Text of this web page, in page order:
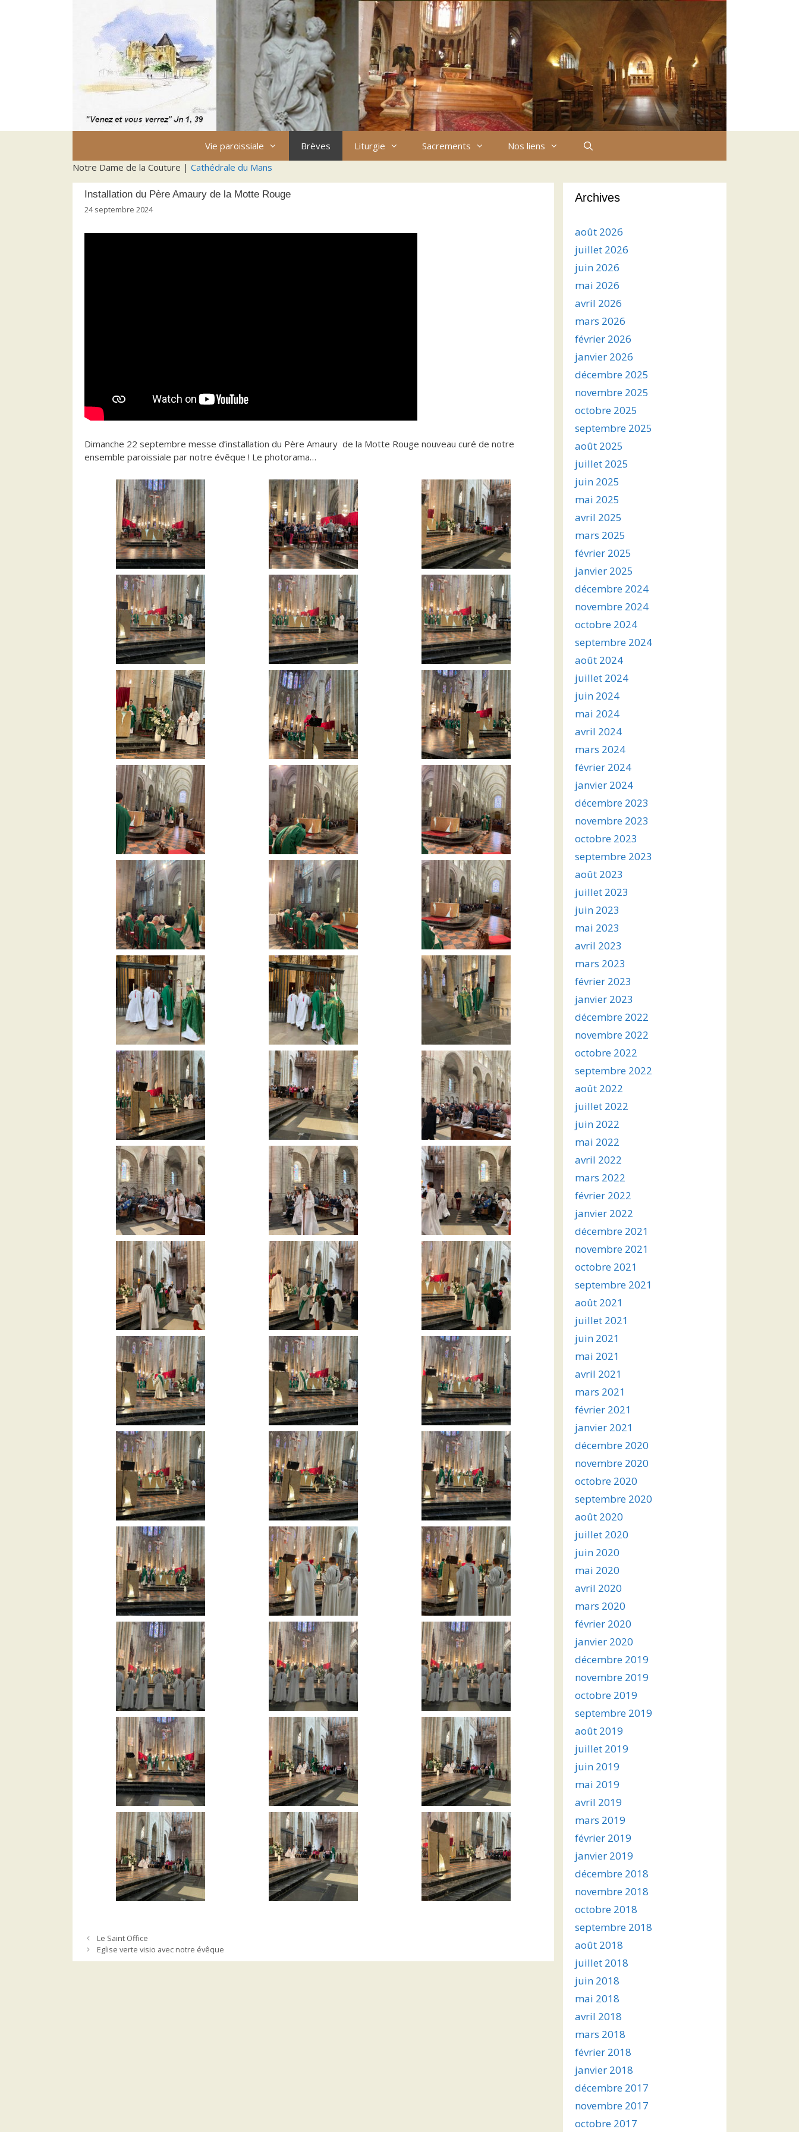
Vie paroissiale Brèves Liturgie Sacrements
Nos liens
Notre Dame de la Couture | Cathédrale du Mans
Installation du Père Amaury de la Motte Rouge
24 septembre 2024
Dimanche 22 septembre messe d’installation du Père Amaury de la Motte Rouge nouveau curé de notre
ensemble paroissiale par notre évêque ! Le photorama…
Le Saint Office
Eglise verte visio avec notre évêque
Archives
août 2026
juillet 2026
juin 2026
mai 2026
avril 2026
mars 2026
février 2026
janvier 2026
décembre 2025
novembre 2025
octobre 2025
septembre 2025
août 2025
juillet 2025
juin 2025
mai 2025
avril 2025
mars 2025
février 2025
janvier 2025
décembre 2024
novembre 2024
octobre 2024
septembre 2024
août 2024
juillet 2024
juin 2024
mai 2024
avril 2024
mars 2024
février 2024
janvier 2024
décembre 2023
novembre 2023
octobre 2023
septembre 2023
août 2023
juillet 2023
juin 2023
mai 2023
avril 2023
mars 2023
février 2023
janvier 2023
décembre 2022
novembre 2022
octobre 2022
septembre 2022
août 2022
juillet 2022
juin 2022
mai 2022
avril 2022
mars 2022
février 2022
janvier 2022
décembre 2021
novembre 2021
octobre 2021
septembre 2021
août 2021
juillet 2021
juin 2021
mai 2021
avril 2021
mars 2021
février 2021
janvier 2021
décembre 2020
novembre 2020
octobre 2020
septembre 2020
août 2020
juillet 2020
juin 2020
mai 2020
avril 2020
mars 2020
février 2020
janvier 2020
décembre 2019
novembre 2019
octobre 2019
septembre 2019
août 2019
juillet 2019
juin 2019
mai 2019
avril 2019
mars 2019
février 2019
janvier 2019
décembre 2018
novembre 2018
octobre 2018
septembre 2018
août 2018
juillet 2018
juin 2018
mai 2018
avril 2018
mars 2018
février 2018
janvier 2018
décembre 2017
novembre 2017
octobre 2017